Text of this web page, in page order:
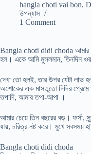
bangla choti vai bon,
উপন্যাস
1 Comment
Bangla choti didi choda আমার
হল। একে আমি মুসলমান, তিনদিন ওর
দেখা তো হলই, তার উপর যেটা লাভ
অশোকের এক মাসতুতো দিদির প্রেমে
তপাদি, আমার তপা-আপা ।
আমার চেয়ে তিন বছরের বড়। ফর্সা,
যায়, চরিত্র নষ্ট করে। মুখে সবসময়
Bangla choti didi choda